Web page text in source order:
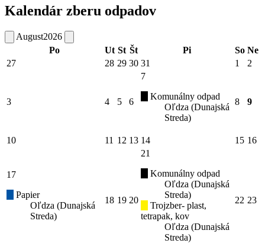
Kalendár zberu odpadov
August2026
Po
Ut St Št Pi So Ne
27
28 29 30 31 1 2
3 4 5 6
7
Komunálny odpad
Oľdza (Dunajská
Streda)
8 9
10 11 12 13 14 15 16
17
Papier
Oľdza (Dunajská
Streda)
18 19 20
21
Komunálny odpad
Oľdza (Dunajská
Streda)
Trojzber- plast,
tetrapak, kov
Oľdza (Dunajská
Streda)
22 23